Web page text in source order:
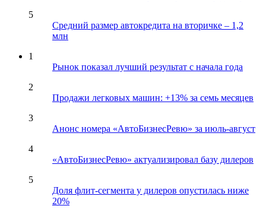
5
Средний размер автокредита на вторичке – 1,2
млн
1
Рынок показал лучший результат с начала года
2
Продажи легковых машин: +13% за семь месяцев
3
Анонс номера «АвтоБизнесРевю» за июль-август
4
«АвтоБизнесРевю» актуализировал базу дилеров
5
Доля флит-сегмента у дилеров опустилась ниже
20%